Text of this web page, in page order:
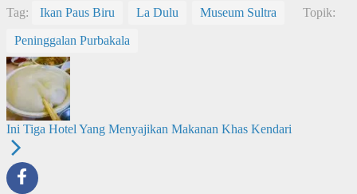
Tag: Ikan Paus Biru La Dulu Museum Sultra Topik:
Peninggalan Purbakala
Ini Tiga Hotel Yang Menyajikan Makanan Khas Kendari